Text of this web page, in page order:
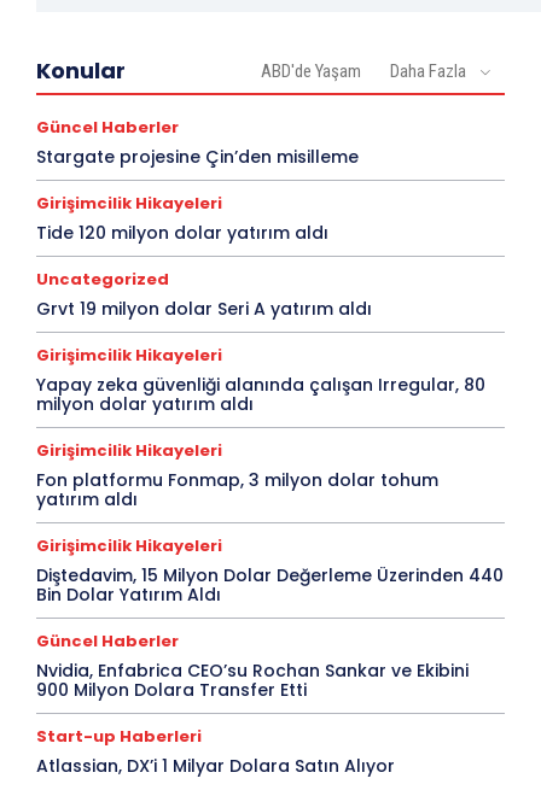
Konular ABD'de Yaşam Daha Fazla
Güncel Haberler
Stargate projesine Çin’den misilleme
Girişimcilik Hikayeleri
Tide 120 milyon dolar yatırım aldı
Uncategorized
Grvt 19 milyon dolar Seri A yatırım aldı
Girişimcilik Hikayeleri
Yapay zeka güvenliği alanında çalışan Irregular, 80
milyon dolar yatırım aldı
Girişimcilik Hikayeleri
Fon platformu Fonmap, 3 milyon dolar tohum
yatırım aldı
Girişimcilik Hikayeleri
Diştedavim, 15 Milyon Dolar Değerleme Üzerinden 440
Bin Dolar Yatırım Aldı
Güncel Haberler
Nvidia, Enfabrica CEO’su Rochan Sankar ve Ekibini
900 Milyon Dolara Transfer Etti
Start-up Haberleri
Atlassian, DX’i 1 Milyar Dolara Satın Alıyor